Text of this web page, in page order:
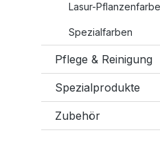
Lasur-Pflanzenfarbe
Spezialfarben
Pflege & Reinigung
Spezialprodukte
Zubehör